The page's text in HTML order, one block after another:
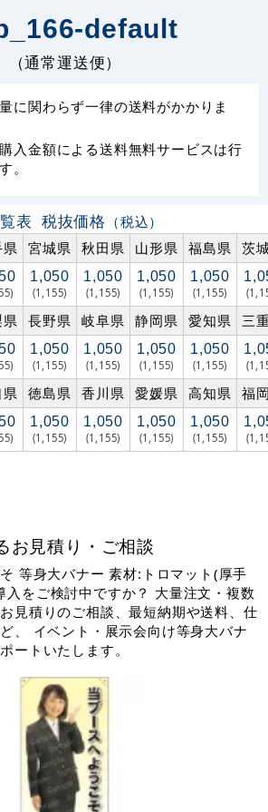
default
（通常運送便）
に関わらず一律の送料がかかりま
入金額による送料無料サービスは行
。
表 税抜価格 （税込）
県 宮城県 秋田県 山形県 福島県 茨
1,050
(1,155)
1,050
(1,155)
1,050
(1,155)
1,050
(1,155)
県 長野県 岐阜県 静岡県 愛知県 三
1,050
(1,155)
1,050
(1,155)
1,050
(1,155)
1,050
(1,155)
県 徳島県 香川県 愛媛県 高知県 福
1,050
(1,155)
1,050
(1,155)
1,050
(1,155)
1,050
(1,155)
お見積り・ご相談
等身大バナー 素材:トロマット(厚手
をご検討中ですか？ 大量注文・複数
見積りのご相談、最短納期や送料、仕
、 イベント・展示会向け等身大バナ
ートいたします。